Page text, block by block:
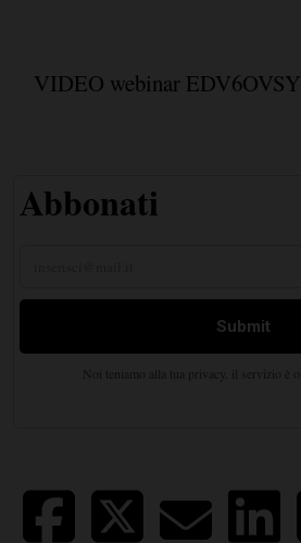
VIDEO webinar EDV6OVSY